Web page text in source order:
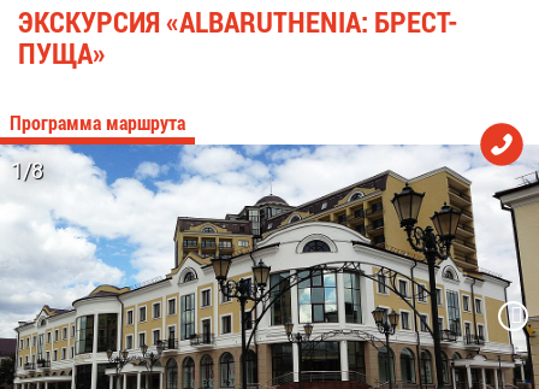
ЭКС­КУР­СИЯ «АLBARUTHENIA: БРЕСТ-
ПУ­ЩА»
Про­грам­ма марш­ру­та
1/8